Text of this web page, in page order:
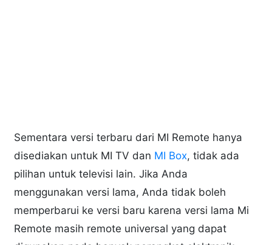
Sementara versi terbaru dari MI Remote hanya
disediakan untuk MI TV dan MI Box, tidak ada
pilihan untuk televisi lain. Jika Anda
menggunakan versi lama, Anda tidak boleh
memperbarui ke versi baru karena versi lama Mi
Remote masih remote universal yang dapat